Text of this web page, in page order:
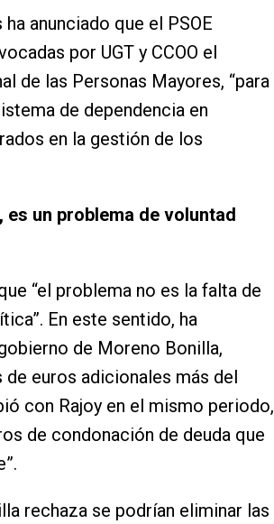
anunciado que el PSOE
por UGT y CCOO el
de las Personas Mayores, “para
de dependencia en
en la gestión de los
es un problema de voluntad
“el problema no es la falta de
En este sentido, ha
de Moreno Bonilla,
euros adicionales más del
con Rajoy en el mismo periodo,
de condonación de deuda que
rechaza se podrían eliminar las